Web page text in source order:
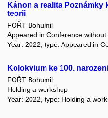
Kánon a realita Poznámky
teorii
FOŘT Bohumil
Appeared in Conference
Year: 2022, type: Appeared in
Kolokvium ke 100.
FOŘT Bohumil
Holding a workshop
Year: 2022, type: Holding a